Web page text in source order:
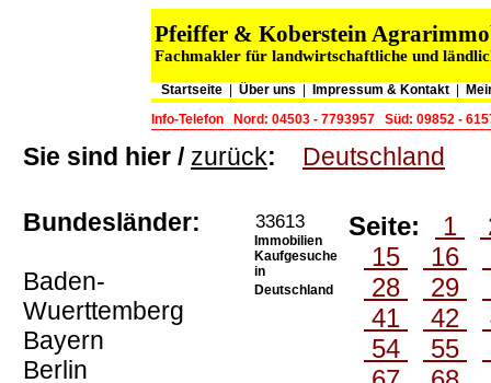
Pfeiffer & Koberstein
Fachmakler für landwirtschaftliche und
Startseite Über uns Impressum & Kontakt
Info-Telefon
Nord: 04503 - 7793957 Süd: 09852 -
Sie sind hier / zurück: Deutschland
Bundesländer:
Baden-
Wuerttemberg
Bayern
Berlin
33613
Immobilien
Kaufgesuche
in
Deutschland
Seite: 1
15
16
28
29
41
42
54
55